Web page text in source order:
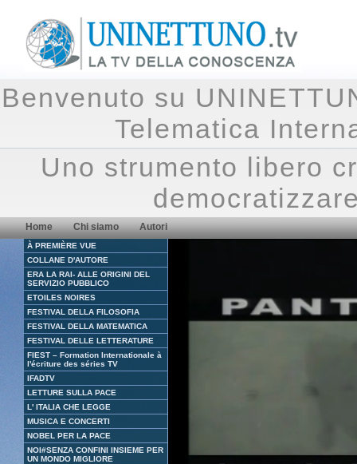
Benvenuto su
Telematica
Uno strumento libero
Home Chi siamo Autori
À PREMIÈRE VUE
COLLANE D'AUTORE
ERA LA RAI- ALLE ORIGINI DEL
SERVIZIO PUBBLICO
ETOILES NOIRES
FESTIVAL DELLA FILOSOFIA
FESTIVAL DELLA MATEMATICA
FESTIVAL DELLE LETTERATURE
FIEST – Formation Internationale à
l'écriture des séries TV
IFADTV
LETTURE SULLA PACE
L' ITALIA CHE LEGGE
MUSICA E CONCERTI
NOBEL PER LA PACE
NOI#SENZA CONFINI INSIEME PER
UN MONDO MIGLIORE